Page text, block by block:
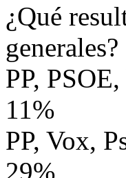
¿Qué
generales?
PP,
11%
PP, Vox,
29%